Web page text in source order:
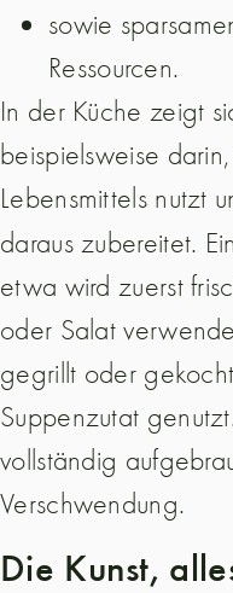
sowie
Ressourcen.
In der Küche zeigt
beispielsweise
Lebensmittels nutzt
daraus zubereitet.
etwa wird zuerst
oder Salat
gegrillt oder
Suppenzutat
vollständig
Verschwendung.
Die Kunst,